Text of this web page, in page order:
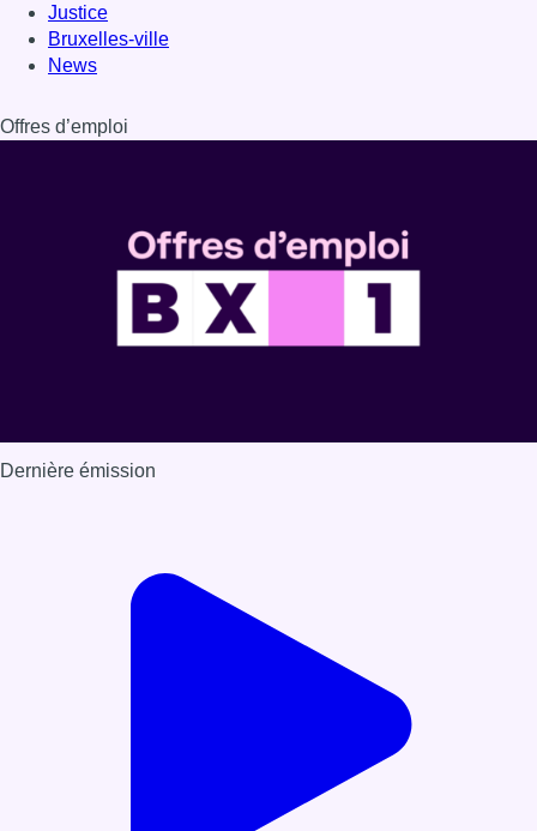
Justice
Bruxelles-ville
News
Offres d’emploi
Dernière émission